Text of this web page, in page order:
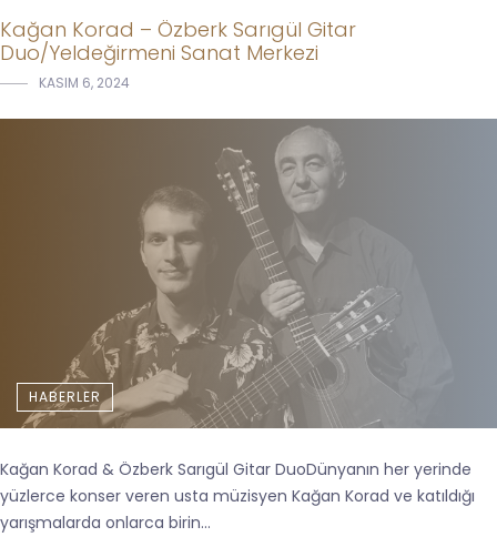
Kağan Korad – Özberk Sarıgül Gitar
Duo/Yeldeğirmeni Sanat Merkezi
KASIM 6, 2024
HABERLER
Kağan Korad & Özberk Sarıgül Gitar DuoDünyanın her yerinde
yüzlerce konser veren usta müzisyen Kağan Korad ve katıldığı
yarışmalarda onlarca birin...